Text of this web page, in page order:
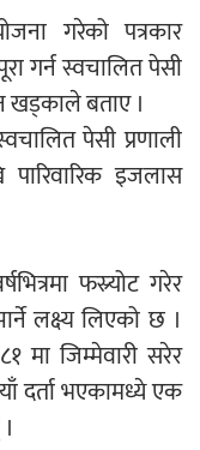
साझेदारीको एक
श्रीवास्तव
विभेद भयो :
खुल्यो वन उद्यमीले
गरेको पत्रकार
गर्न स्वचालित पेसी
खड्काले बताए ।
पेसी प्रणाली
इजलास
फस्र्योट गरेर
लक्ष्य लिएको छ ।
मा जिम्मेवारी सरेर
दर्ता भएकामध्ये एक